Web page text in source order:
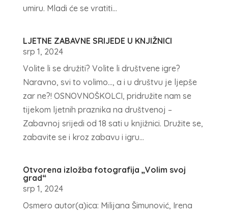
umiru. Mladi će se vratiti...
LJETNE ZABAVNE SRIJEDE U KNJIŽNICI
srp 1, 2024
Volite li se družiti? Volite li društvene igre?
Naravno, svi to volimo…, a i u društvu je ljepše
zar ne?! OSNOVNOŠKOLCI, pridružite nam se
tijekom ljetnih praznika na društvenoj –
Zabavnoj srijedi od 18 sati u knjižnici. Družite se,
zabavite se i kroz zabavu i igru...
Otvorena izložba fotografija „Volim svoj
grad“
srp 1, 2024
Osmero autor(a)ica: Milijana Šimunović, Irena